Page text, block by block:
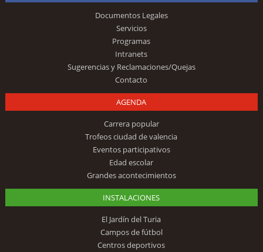
Documentos Legales
Servicios
Programas
Intranets
Sugerencias y Reclamaciones/Quejas
Contacto
AGENDA
Carrera popular
Trofeos ciudad de valencia
Eventos participativos
Edad escolar
Grandes acontecimientos
INSTALACIONES
El Jardín del Turia
Campos de fútbol
Centros deportivos